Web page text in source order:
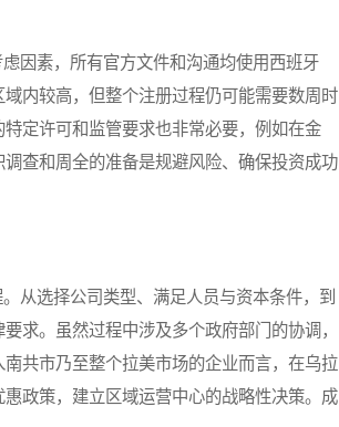
因素，所有官方文件和沟通均使用西班牙
内较高，但整个注册过程仍可能需要数周时
定许可和监管要求也非常必要，例如在金
查和周全的准备是规避风险、确保投资成功
选择公司类型、满足人员与资本条件，到
求。虽然过程中涉及多个政府部门的协调，
共市乃至整个拉美市场的企业而言，在乌拉
政策，建立区域运营中心的战略性决策。成